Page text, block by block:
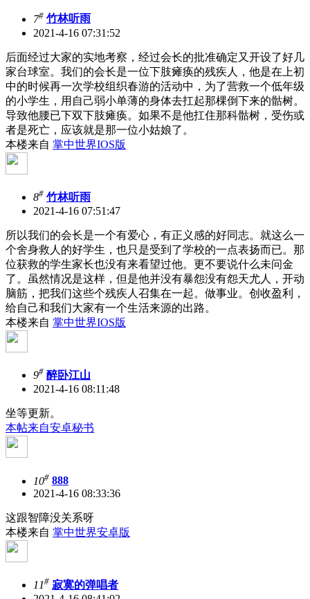
7# 竹林听雨
2021-4-16 07:31:52
后面经过大家的实地考察，经过会长的批准确定又开设了好几
家台球室。我们的会长是一位下肢瘫痪的残疾人，他是在上初
中的时候再一次学校组织春游的活动中，为了营救一个低年级
的小学生，用自己弱小单薄的身体去扛起那棵倒下来的骷树。
导致他腰已下双下肢瘫痪。如果不是他扛住那科骷树，受伤或
者是死亡，应该就是那一位小姑娘了。
本楼来自 掌中世界IOS版
8# 竹林听雨
2021-4-16 07:51:47
所以我们的会长是一个有爱心，有正义感的好同志。就这么一
个舍身救人的好学生，也只是受到了学校的一点表扬而已。那
位获救的学生家长也没有来看望过他。更不要说什么未问金
了。虽然情况是这样，但是他并没有暴怨没有怨天尤人，开动
脑筋，把我们这些个残疾人召集在一起。做事业。创收盈利，
给自己和我们大家有一个生活来源的出路。
本楼来自 掌中世界IOS版
9# 醉卧江山
2021-4-16 08:11:48
坐等更新。
本帖来自安卓秘书
10# 888
2021-4-16 08:33:36
这跟智障没关系呀
本楼来自 掌中世界安卓版
11# 寂寞的弹唱者